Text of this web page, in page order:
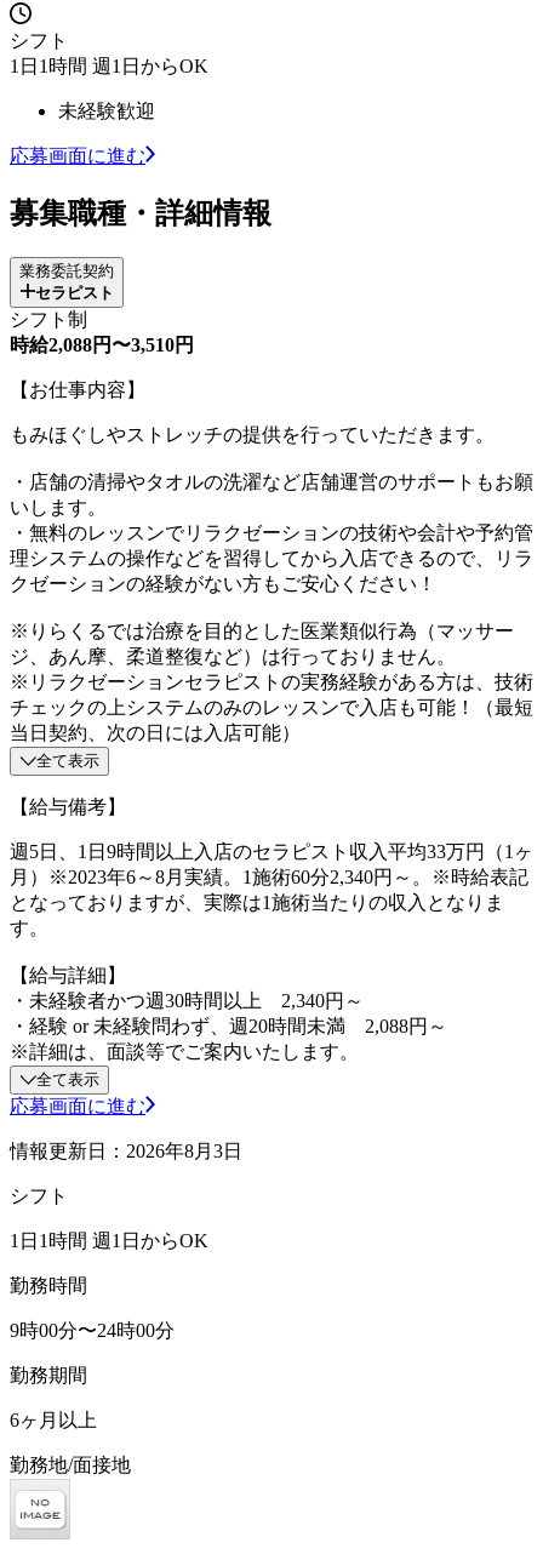
シフト
1日1時間 週1日からOK
未経験歓迎
応募画面に進む
募集職種・詳細情報
業務委託契約
セラピスト
シフト制
時給2,088円〜3,510円
【お仕事内容】
もみほぐしやストレッチの提供を行っていただきます。
・店舗の清掃やタオルの洗濯など店舗運営のサポートもお願
いします。
・無料のレッスンでリラクゼーションの技術や会計や予約管
理システムの操作などを習得してから入店できるので、リラ
クゼーションの経験がない方もご安心ください！
※りらくるでは治療を目的とした医業類似行為（マッサー
ジ、あん摩、柔道整復など）は行っておりません。
※リラクゼーションセラピストの実務経験がある方は、技術
チェックの上システムのみのレッスンで入店も可能！（最短
当日契約、次の日には入店可能）
全て表示
【給与備考】
週5日、1日9時間以上入店のセラピスト収入平均33万円（1ヶ
月）※2023年6～8月実績。1施術60分2,340円～。※時給表記
となっておりますが、実際は1施術当たりの収入となりま
す。
【給与詳細】
・未経験者かつ週30時間以上 2,340円～
・経験 or 未経験問わず、週20時間未満 2,088円～
※詳細は、面談等でご案内いたします。
全て表示
応募画面に進む
情報更新日：2026年8月3日
シフト
1日1時間 週1日からOK
勤務時間
9時00分〜24時00分
勤務期間
6ヶ月以上
勤務地/面接地